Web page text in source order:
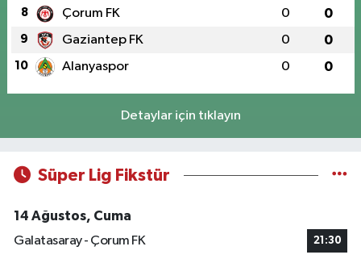
8 Çorum FK 0 0
9 Gaziantep FK 0 0
10 Alanyaspor 0 0
Detaylar için tıklayın
Süper Lig Fikstür
14 Ağustos, Cuma
Galatasaray - Çorum FK
21:30